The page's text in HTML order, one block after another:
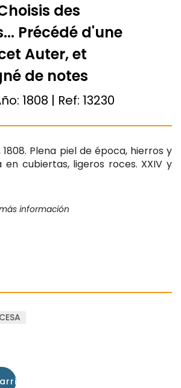
des
Précédé d'une
Auter, et
de notes
1808 | Ref: 13230
1808. Plena piel de época, hierros y
en cubiertas, ligeros roces. XXIV y
información